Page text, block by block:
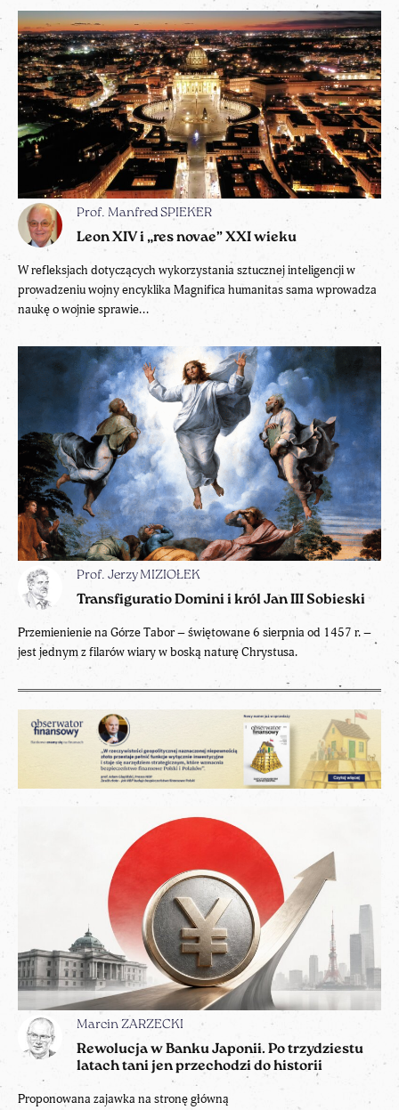
Prof. Manfred SPIEKER
Leon XIV i „res novae” XXI wieku
W refleksjach dotyczących wykorzystania sztucznej inteligencji w
prowadzeniu wojny encyklika Magnifica humanitas sama wprowadza
naukę o wojnie sprawie...
Prof. Jerzy MIZIOŁEK
Transfiguratio Domini i król Jan III Sobieski
Przemienienie na Górze Tabor – świętowane 6 sierpnia od 1457 r. –
jest jednym z filarów wiary w boską naturę Chrystusa.
Marcin ZARZECKI
Rewolucja w Banku Japonii. Po trzydziestu
latach tani jen przechodzi do historii
Proponowana zajawka na stronę główną